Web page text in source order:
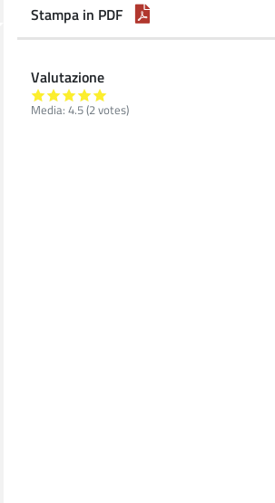
Stampa in PDF
Valutazione
Media: 4.5(2votes)